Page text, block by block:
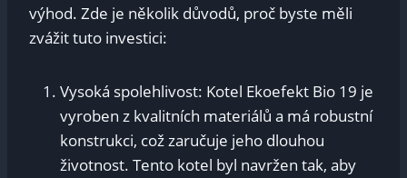
výhod. Zde je několik důvodů, proč byste měli
zvážit tuto investici:
Vysoká spolehlivost: Kotel Ekoefekt Bio 19 je
vyroben z kvalitních materiálů a má robustní
konstrukci, což zaručuje jeho dlouhou
životnost. Tento kotel byl navržen tak, aby